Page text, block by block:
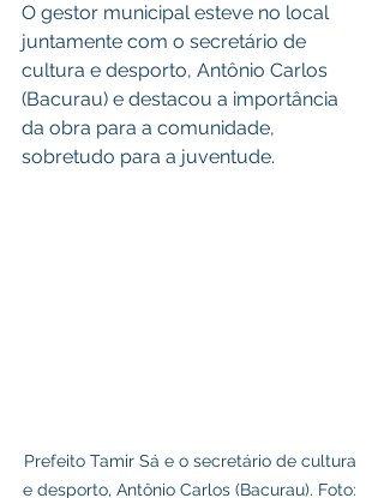
O gestor municipal esteve no local
juntamente com o secretário de
cultura e desporto, Antônio Carlos
(Bacurau) e destacou a importância
da obra para a comunidade,
sobretudo para a juventude.
Prefeito Tamir Sá e o secretário de cultura
e desporto, Antônio Carlos (Bacurau). Foto: